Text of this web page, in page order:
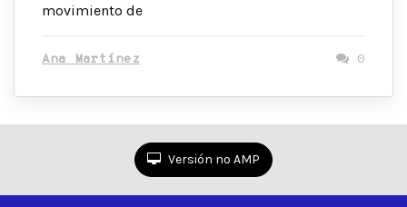
movimiento de
Ana Martínez 0
Versión no AMP